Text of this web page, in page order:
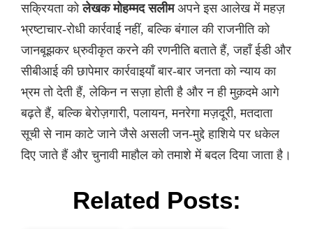
सक्रियता कोलेखक मोहम्मद सलीमअपने इस आलेख में महज़
भ्रष्टाचार-रोधी कार्रवाई नहीं, बल्कि बंगाल की राजनीति को
जानबूझकर ध्रुवीकृत करने की रणनीति बताते हैं, जहाँ ईडी और
सीबीआई की छापेमार कार्रवाइयाँ बार-बार जनता को न्याय का
भ्रम तो देती हैं, लेकिन न सज़ा होती है और न ही मुक़दमे आगे
बढ़ते हैं, बल्कि बेरोज़गारी, पलायन, मनरेगा मज़दूरी, मतदाता
सूची से नाम काटे जाने जैसे असली जन-मुद्दे हाशिये पर धकेल
दिए जाते हैं और चुनावी माहौल को तमाशे में बदल दिया जाता है।
Related Posts: